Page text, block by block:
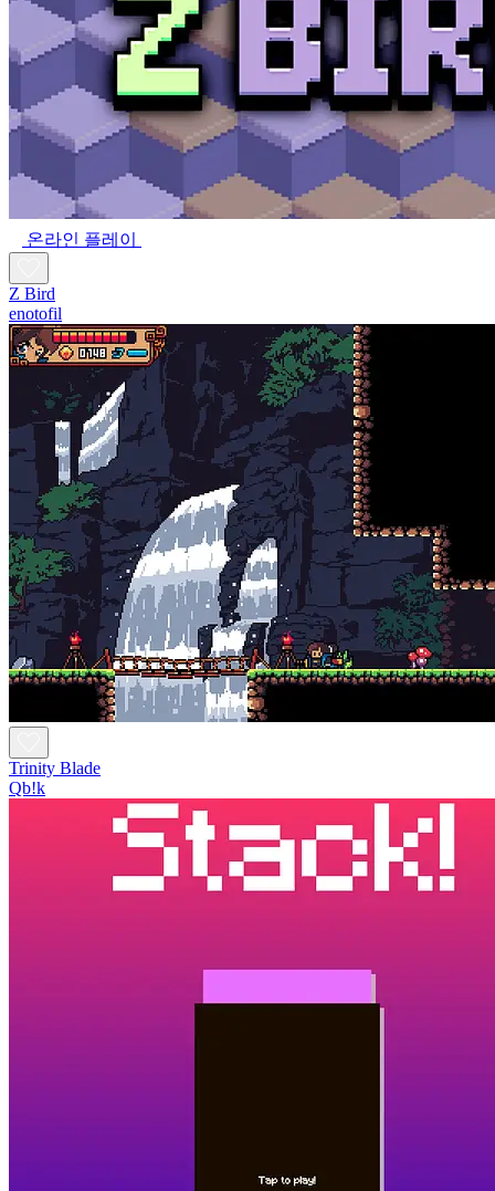
온라인 플레이
Z Bird
enotofil
Trinity Blade
Qb!k